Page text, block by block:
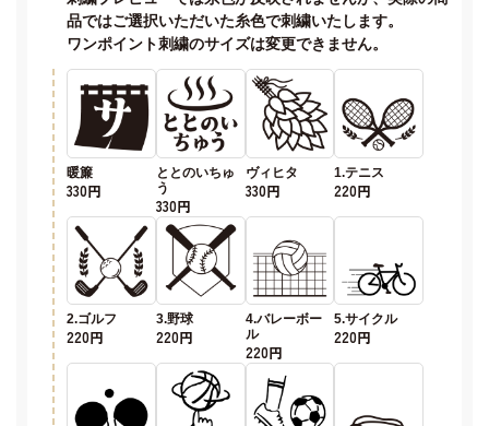
品ではご選択いただいた糸色で刺繍いたします。
ワンポイント刺繍のサイズは変更できません。
暖簾
330円
ととのいちゅ
う
330円
ヴィヒタ
330円
1.テニス
220円
2.ゴルフ
220円
3.野球
220円
4.バレーボー
ル
220円
5.サイクル
220円